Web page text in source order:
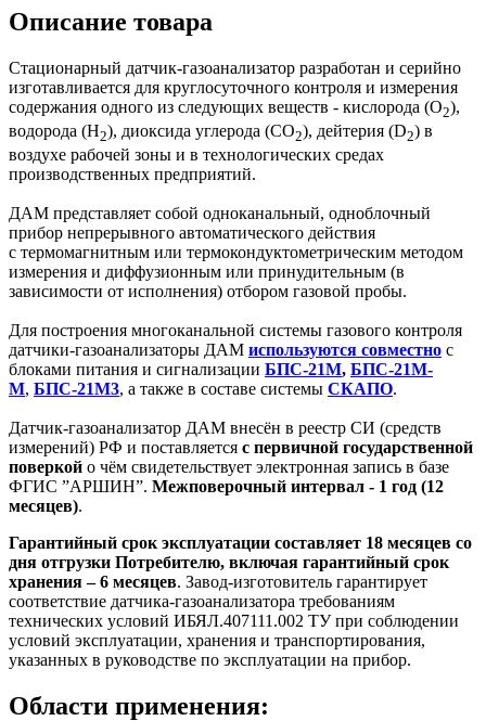
Описание товара
Стационарный датчик-газоанализатор разработан и серийно
изготавливается для круглосуточного контроля и измерения
содержания одного из следующих веществ - кислорода (O2),
водорода (Н2), диоксида углерода (СO2), дейтерия (D2) в
воздухе рабочей зоны и в технологических средах
производственных предприятий.
ДАМ представляет собой одноканальный, одноблочный
прибор непрерывного автоматического действия
с термомагнитным или термокондуктометрическим методом
измерения и диффузионным или принудительным (в
зависимости от исполнения) отбором газовой пробы.
Для построения многоканальной системы газового контроля
датчики-газоанализаторы ДАМ используются совместно с
блоками питания и сигнализации БПС-21М, БПС-21М-
М, БПС-21М3, а также в составе системы СКАПО.
Датчик-газоанализатор ДАМ внесён в реестр СИ (средств
измерений) РФ и поставляется с первичной государственной
поверкой о чём свидетельствует электронная запись в базе
ФГИС ”АРШИН”. Межповерочный интервал - 1 год (12
месяцев).
Гарантийный срок эксплуатации составляет 18 месяцев со
дня отгрузки Потребителю, включая гарантийный срок
хранения – 6 месяцев. Завод-изготовитель гарантирует
соответствие датчика-газоанализатора требованиям
технических условий ИБЯЛ.407111.002 ТУ при соблюдении
условий эксплуатации, хранения и транспортирования,
указанных в руководстве по эксплуатации на прибор.
Области применения: